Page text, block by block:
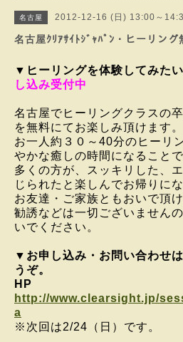
名古屋 2012-12-16 (日) 13:00～
名古屋ｸﾘｱｻｲﾄｼﾞｬﾊﾟﾝ・ヒーリン
▼ヒーリングを体験してみた
し込み受付中
名古屋でヒーリングクラスの
を無料にてお楽しみ頂けます。
お一人約３０～40分のヒーリ
やかな癒しの時間になることで
多くの方が、スッキリした、
じられたと楽しんでお帰りにな
お友達・ご家族ともおいで頂け
勧誘などは一切ございません
いでください。
▼お申し込み・お問い合わせ
うぞ。
HP
http://www.clearsight.jp/
a
※次回は2/24（日）です。